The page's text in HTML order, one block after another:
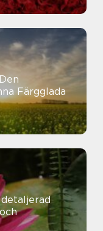
Färgglada